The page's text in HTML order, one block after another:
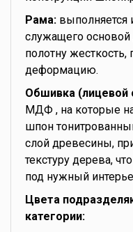
Рама: выполняется
служащего
полотну
деформацию.
Обшивка (лицевой
МДФ , на которые
шпон
слой древесины,
текстуру дерева,
под нужный
Цвета
категории: